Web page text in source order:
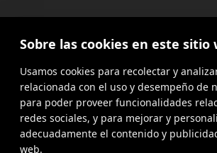
2025 CETT. Todos los derechos
reservados
Aviso legal
Política de
privacidad
Cookies
Sobre las cookies en este sitio
Usamos cookies para recolectar y
relacionada con el uso y desempeño de
para poder proveer funcionalidades
redes sociales, y para mejorar y
adecuadamente el contenido y
web.